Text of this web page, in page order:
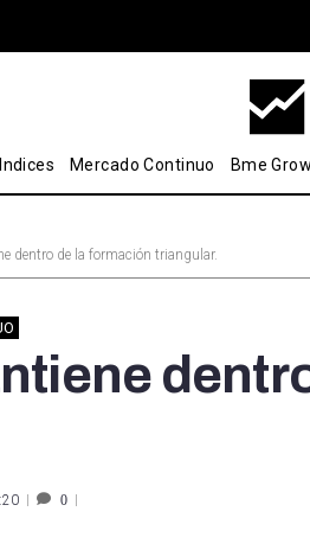
Indices Mercado Continuo Bme
dentro de la formación triangular.
0